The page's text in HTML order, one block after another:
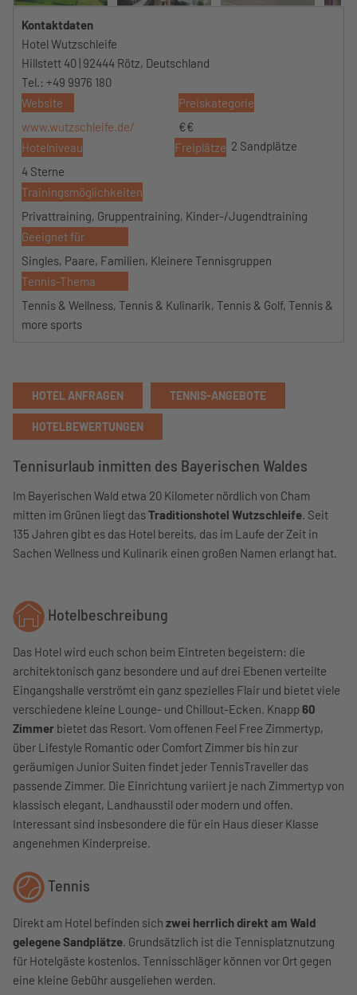
Kontaktdaten
Hotel Wutzschleife
Hillstett 40 | 92444 Rötz, Deutschland
Tel.: +49 9976 180
Website
www.wutzschleife.de/
Preiskategorie
€€
Hotelniveau
4 Sterne
Freiplätze 2 Sandplätze
Trainingsmöglichkeiten
Privattraining, Gruppentraining, Kinder-/Jugendtraining
Geeignet für
Singles, Paare, Familien, Kleinere Tennisgruppen
Tennis-Thema
Tennis & Wellness, Tennis & Kulinarik, Tennis & Golf, Tennis &
more sports
HOTEL ANFRAGEN TENNIS-ANGEBOTE
HOTELBEWERTUNGEN
Tennisurlaub inmitten des Bayerischen Waldes
Im Bayerischen Wald etwa 20 Kilometer nördlich von Cham
mitten im Grünen liegt dasTraditionshotel Wutzschleife. Seit
135 Jahren gibt es das Hotel bereits, das im Laufe der Zeit in
Sachen Wellness und Kulinarik einen großen Namen erlangt hat.
Hotelbeschreibung
Das Hotel wird euch schon beim Eintreten begeistern: die
architektonisch ganz besondere und auf drei Ebenen verteilte
Eingangshalle verströmt ein ganz spezielles Flair und bietet viele
verschiedene kleine Lounge- und Chillout-Ecken. Knapp 60
Zimmer bietet das Resort. Vom offenen Feel Free Zimmertyp,
über Lifestyle Romantic oder Comfort Zimmer bis hin zur
geräumigen Junior Suiten findet jeder TennisTraveller das
passende Zimmer. Die Einrichtung variiert je nach Zimmertyp von
klassisch elegant, Landhausstil oder modern und offen.
Interessant sind insbesondere die für ein Haus dieser Klasse
angenehmen Kinderpreise.
Tennis
Direkt am Hotel befinden sich zwei herrlich direkt am Wald
gelegene Sandplätze. Grundsätzlich ist die Tennisplatznutzung
für Hotelgäste kostenlos. Tennisschläger können vor Ort gegen
eine kleine Gebühr ausgeliehen werden.